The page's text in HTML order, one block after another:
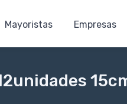
Mayoristas Empresas